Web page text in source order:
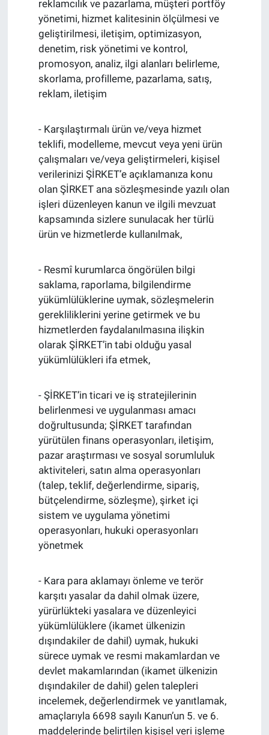
reklamcılık ve pazarlama, müşteri portföy
yönetimi, hizmet kalitesinin ölçülmesi ve
geliştirilmesi, iletişim, optimizasyon,
denetim, risk yönetimi ve kontrol,
promosyon, analiz, ilgi alanları belirleme,
skorlama, profilleme, pazarlama, satış,
reklam, iletişim
- Karşılaştırmalı ürün ve/veya hizmet
teklifi, modelleme, mevcut veya yeni ürün
çalışmaları ve/veya geliştirmeleri, kişisel
verilerinizi ŞİRKET’e açıklamanıza konu
olan ŞİRKET ana sözleşmesinde yazılı olan
işleri düzenleyen kanun ve ilgili mevzuat
kapsamında sizlere sunulacak her türlü
ürün ve hizmetlerde kullanılmak,
- Resmî kurumlarca öngörülen bilgi
saklama, raporlama, bilgilendirme
yükümlülüklerine uymak, sözleşmelerin
gerekliliklerini yerine getirmek ve bu
hizmetlerden faydalanılmasına ilişkin
olarak ŞİRKET’in tabi olduğu yasal
yükümlülükleri ifa etmek,
- ŞİRKET’in ticari ve iş stratejilerinin
belirlenmesi ve uygulanması amacı
doğrultusunda; ŞİRKET tarafından
yürütülen finans operasyonları, iletişim,
pazar araştırması ve sosyal sorumluluk
aktiviteleri, satın alma operasyonları
(talep, teklif, değerlendirme, sipariş,
bütçelendirme, sözleşme), şirket içi
sistem ve uygulama yönetimi
operasyonları, hukuki operasyonları
yönetmek
- Kara para aklamayı önleme ve terör
karşıtı yasalar da dahil olmak üzere,
yürürlükteki yasalara ve düzenleyici
yükümlülüklere (ikamet ülkenizin
dışındakiler de dahil) uymak, hukuki
sürece uymak ve resmi makamlardan ve
devlet makamlarından (ikamet ülkenizin
dışındakiler de dahil) gelen talepleri
incelemek, değerlendirmek ve yanıtlamak,
amaçlarıyla 6698 sayılı Kanun’un 5. ve 6.
maddelerinde belirtilen kişisel veri işleme